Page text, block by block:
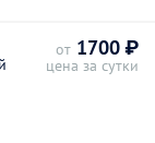
от 1700 ₽
цена за сутки